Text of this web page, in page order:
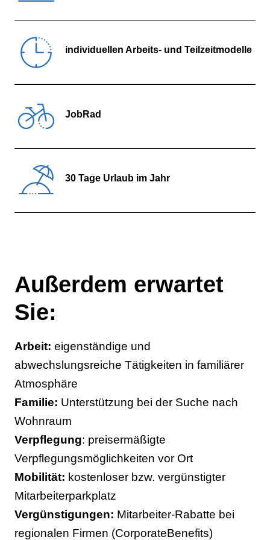
individuellen Arbeits- und Teilzeitmodelle
JobRad
30 Tage Urlaub im Jahr
Außerdem erwartet
Sie:
Arbeit: eigenständige und
abwechslungsreiche Tätigkeiten in familiärer
Atmosphäre
Familie: Unterstützung bei der Suche nach
Wohnraum
Verpflegung: preisermäßigte
Verpflegungsmöglichkeiten vor Ort
Mobilität: kostenloser bzw. vergünstigter
Mitarbeiterparkplatz
Vergünstigungen: Mitarbeiter-Rabatte bei
regionalen Firmen (CorporateBenefits)